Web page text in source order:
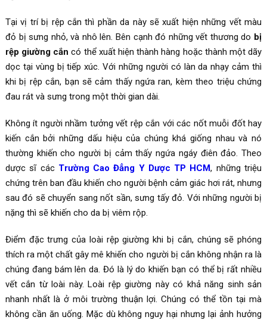
Tại vị trí bị rệp cắn thì phần da này sẽ xuất hiện những vết màu
đỏ bị sưng nhỏ, và nhô lên. Bên cạnh đó những vết thương do bị
rệp giường cắn có thể xuất hiện thành hàng hoặc thành một dãy
dọc tại vùng bị tiếp xúc. Với những người có làn da nhạy cảm thì
khi bị rệp cắn, bạn sẽ cảm thấy ngứa ran, kèm theo triệu chứng
đau rát và sưng trong một thời gian dài.
Không ít người nhầm tưởng vết rệp cắn với các nốt muỗi đốt hay
kiến cắn bởi những dấu hiệu của chúng khá giống nhau và nó
thường khiến cho người bị cảm thấy ngứa ngáy điên đảo. Theo
dược sĩ các Trường Cao Đẳng Y Dược TP HCM, những triệu
chứng trên ban đầu khiến cho người bệnh cảm giác hơi rát, nhưng
sau đó sẽ chuyển sang nốt sần, sưng tấy đỏ. Với những người bị
nặng thì sẽ khiến cho da bị viêm rộp.
Điểm đặc trưng của loài rệp giường khi bị cắn, chúng sẽ phóng
thích ra một chất gây mê khiến cho người bị cắn không nhận ra là
chúng đang bám lên da. Đó là lý do khiến bạn có thể bị rất nhiều
vết cắn từ loài này. Loài rệp giường này có khả năng sinh sản
nhanh nhất là ở môi trường thuận lợi. Chúng có thể tồn tại mà
không cần ăn uống. Mặc dù không nguy hại nhưng lại ảnh hưởng